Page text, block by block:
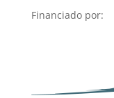
Financiado por: